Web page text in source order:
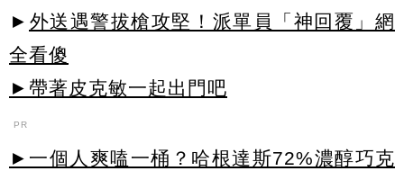
► 外送遇警拔槍攻堅！派單員「神回覆」網
全看傻
►帶著皮克敏一起出門吧
PR
►一個人爽嗑一桶？哈根達斯72%濃醇巧克